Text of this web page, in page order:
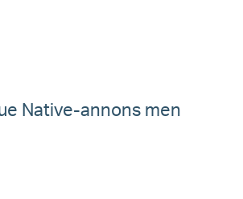
Native-annons men